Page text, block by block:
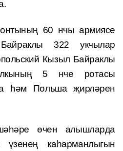
60 нчы армиясе
322 укчылар
Кызыл Байраклы
5 нче ротасы
һәм Польша җирләрен
өчен алышларда
каһарманлыгын